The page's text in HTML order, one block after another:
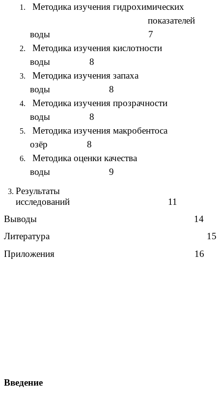
Методика изучения гидрохимических
показателей
воды 7
Методика изучения кислотности
воды 8
Методика изучения запаха
воды 8
Методика изучения прозрачности
воды 8
Методика изучения макробентоса
озёр 8
Методика оценки качества
воды 9
Результаты
исследований 11
Выводы 14
Литература 15
Приложения 16
Введение